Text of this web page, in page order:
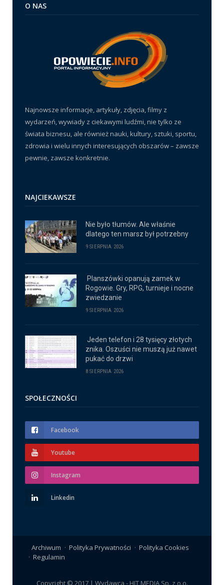
O NAS
Najnowsze informacje, artykuły, zdjęcia, filmy z
wydarzeń, wywiady z ciekawymi ludźmi, nie tylko ze
świata biznesu, ale również nauki, kultury, sztuki, sportu,
zdrowia i wielu innych interesujących obszarów – zawsze
pewnie, zawsze konkretnie.
NAJCIEKAWSZE
Nie było tłumów. Ale właśnie
dlatego ten marsz był potrzebny
9 SIERPNIA 2026
Planszówki opanują zamek w
Rogowie. Gry, RPG, turnieje i nocne
zwiedzanie
9 SIERPNIA 2026
Jeden telefon i 28 tysięcy złotych
znika. Oszuści nie muszą już nawet
pukać do drzwi
8 SIERPNIA 2026
SPOŁECZNOŚCI
Facebook
Youtube
Instagram
Linkedin
Archiwum Polityka Prywatności
Polityka Cookies
Regulamin
Copyright © 2017 | Wydawca - HIT MEDIA Sp. z o.o.